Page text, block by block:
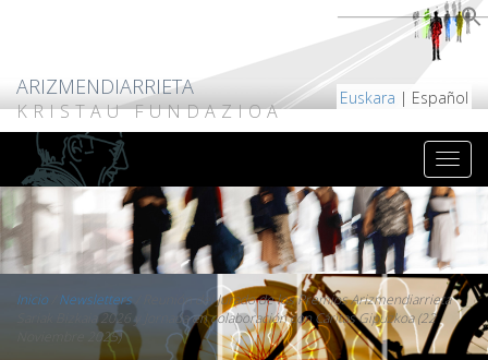
ARIZMENDIARRIETA
KRISTAU FUNDAZIOA
Euskara | Español
Inicio/ Newsletters/
Reunión del Jurado de los Premios Arizmendiarrieta
Sariak Bizkaia 2026 y Jornada en colaboración con Cáritas Gipuzkoa (22
Noviembre 2025)